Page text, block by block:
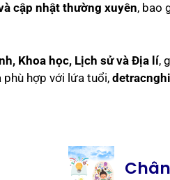
cập nhật thường xuyên, bao
Khoa học, Lịch sử và Địa lí,
phù hợp với lứa tuổi,